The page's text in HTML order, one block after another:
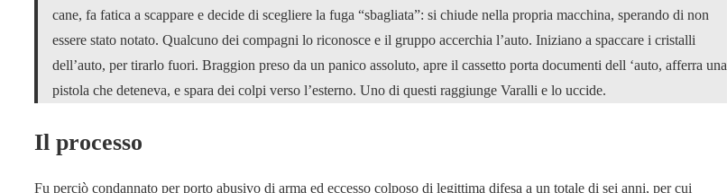
cane, fa fatica a scappare e decide di scegliere la fuga “sbagliata”: si chiude nella propria macchina, sperando di non
essere stato notato. Qualcuno dei compagni lo riconosce e il gruppo accerchia l’auto. Iniziano a spaccare i cristalli
dell’auto, per tirarlo fuori. Braggion preso da un panico assoluto, apre il cassetto porta documenti dell ‘auto, afferra una
pistola che deteneva, e spara dei colpi verso l’esterno. Uno di questi raggiunge Varalli e lo uccide.
Il processo
Fu perciò condannato per porto abusivo di arma ed eccesso colposo di legittima difesa a un totale di sei anni, per cui